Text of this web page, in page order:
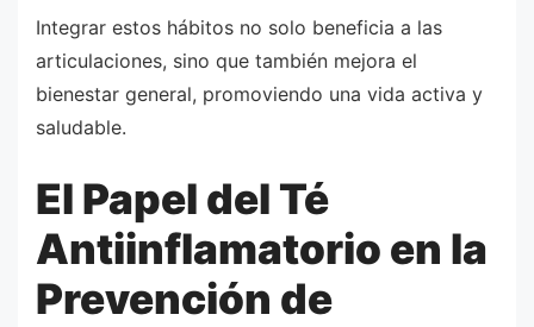
Integrar estos hábitos no solo beneficia a las
articulaciones, sino que también mejora el
bienestar general, promoviendo una vida activa y
saludable.
El Papel del Té
Antiinflamatorio en la
Prevención de